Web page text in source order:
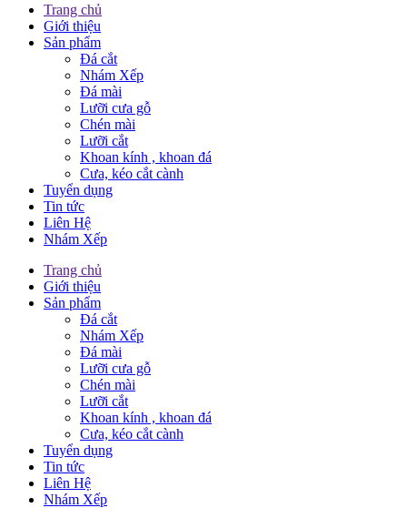
Trang chủ
Giới thiệu
Sản phẩm
Đá cắt
Nhám Xếp
Đá mài
Lưỡi cưa gỗ
Chén mài
Lưỡi cắt
Khoan kính , khoan đá
Cưa, kéo cắt cành
Tuyển dụng
Tin tức
Liên Hệ
Nhám Xếp
Trang chủ
Giới thiệu
Sản phẩm
Đá cắt
Nhám Xếp
Đá mài
Lưỡi cưa gỗ
Chén mài
Lưỡi cắt
Khoan kính , khoan đá
Cưa, kéo cắt cành
Tuyển dụng
Tin tức
Liên Hệ
Nhám Xếp